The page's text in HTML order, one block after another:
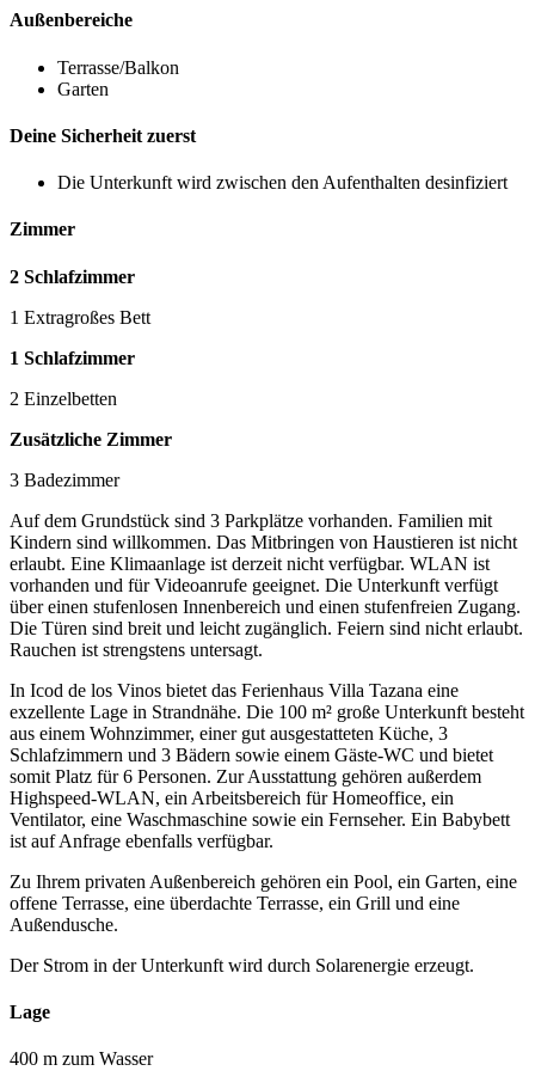
Außenbereiche
Terrasse/Balkon
Garten
Deine Sicherheit zuerst
Die Unterkunft wird zwischen den Aufenthalten desinfiziert
Zimmer
2 Schlafzimmer
1 Extragroßes Bett
1 Schlafzimmer
2 Einzelbetten
Zusätzliche Zimmer
3 Badezimmer
Auf dem Grundstück sind 3 Parkplätze vorhanden. Familien mit
Kindern sind willkommen. Das Mitbringen von Haustieren ist nicht
erlaubt. Eine Klimaanlage ist derzeit nicht verfügbar. WLAN ist
vorhanden und für Videoanrufe geeignet. Die Unterkunft verfügt
über einen stufenlosen Innenbereich und einen stufenfreien Zugang.
Die Türen sind breit und leicht zugänglich. Feiern sind nicht erlaubt.
Rauchen ist strengstens untersagt.
In Icod de los Vinos bietet das Ferienhaus Villa Tazana eine
exzellente Lage in Strandnähe. Die 100 m² große Unterkunft besteht
aus einem Wohnzimmer, einer gut ausgestatteten Küche, 3
Schlafzimmern und 3 Bädern sowie einem Gäste-WC und bietet
somit Platz für 6 Personen. Zur Ausstattung gehören außerdem
Highspeed-WLAN, ein Arbeitsbereich für Homeoffice, ein
Ventilator, eine Waschmaschine sowie ein Fernseher. Ein Babybett
ist auf Anfrage ebenfalls verfügbar.
Zu Ihrem privaten Außenbereich gehören ein Pool, ein Garten, eine
offene Terrasse, eine überdachte Terrasse, ein Grill und eine
Außendusche.
Der Strom in der Unterkunft wird durch Solarenergie erzeugt.
Lage
400 m zum Wasser